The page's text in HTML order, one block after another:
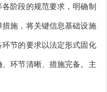
阶段的规范要求，明确制
施，将关键信息基础设施
节的要求以法定形式固化
环节清晰、措施完备。主